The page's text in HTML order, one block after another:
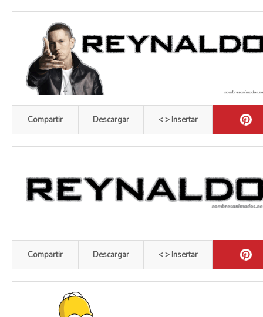
Compartir Descargar < > Insertar
Compartir Descargar < > Insertar